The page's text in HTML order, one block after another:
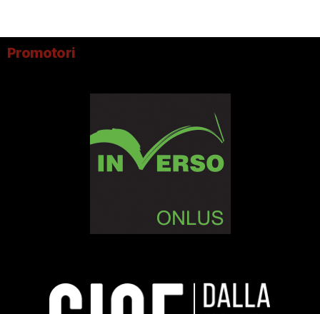
Promotori